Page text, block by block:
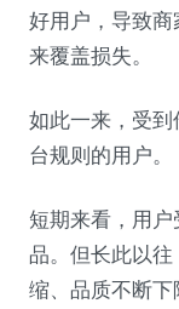
好用户，导致
来覆盖损失。
如此一来，受
台规则的用户。
短期来看，用
品。但长此以
缩、品质不断